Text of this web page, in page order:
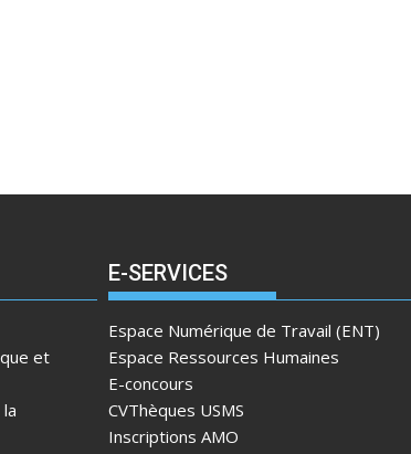
et
E-SERVICES
Espace Numérique de Travail (ENT)
Espace Ressources Humaines
E-concours
CVThèques USMS
Inscriptions AMO